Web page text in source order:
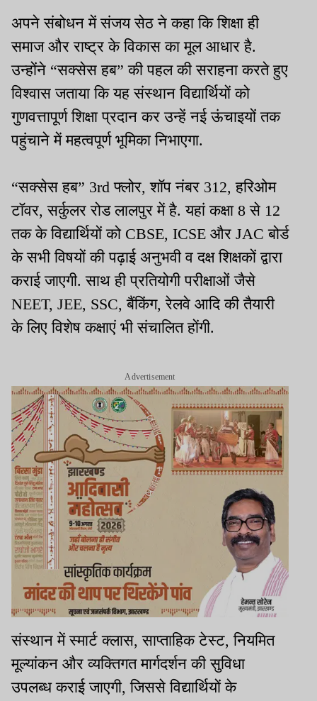
अपने संबोधन में संजय सेठ ने कहा कि शिक्षा ही
समाज और राष्ट्र के विकास का मूल आधार है.
उन्होंने “सक्सेस हब” की पहल की सराहना करते हुए
विश्वास जताया कि यह संस्थान विद्यार्थियों को
गुणवत्तापूर्ण शिक्षा प्रदान कर उन्हें नई ऊंचाइयों तक
पहुंचाने में महत्वपूर्ण भूमिका निभाएगा.
“सक्सेस हब” 3rd फ्लोर, शॉप नंबर 312, हरिओम
टॉवर, सर्कुलर रोड लालपुर में है. यहां कक्षा 8 से 12
तक के विद्यार्थियों को CBSE, ICSE और JAC बोर्ड
के सभी विषयों की पढ़ाई अनुभवी व दक्ष शिक्षकों द्वारा
कराई जाएगी. साथ ही प्रतियोगी परीक्षाओं जैसे
NEET, JEE, SSC, बैंकिंग, रेलवे आदि की तैयारी
के लिए विशेष कक्षाएं भी संचालित होंगी.
Advertisement
संस्थान में स्मार्ट क्लास, साप्ताहिक टेस्ट, नियमित
मूल्यांकन और व्यक्तिगत मार्गदर्शन की सुविधा
उपलब्ध कराई जाएगी, जिससे विद्यार्थियों के